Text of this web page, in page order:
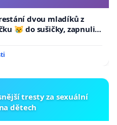
dvou mladíků z
😿 do sušičky, zapnuli ji
tresty za sexuální
dětech